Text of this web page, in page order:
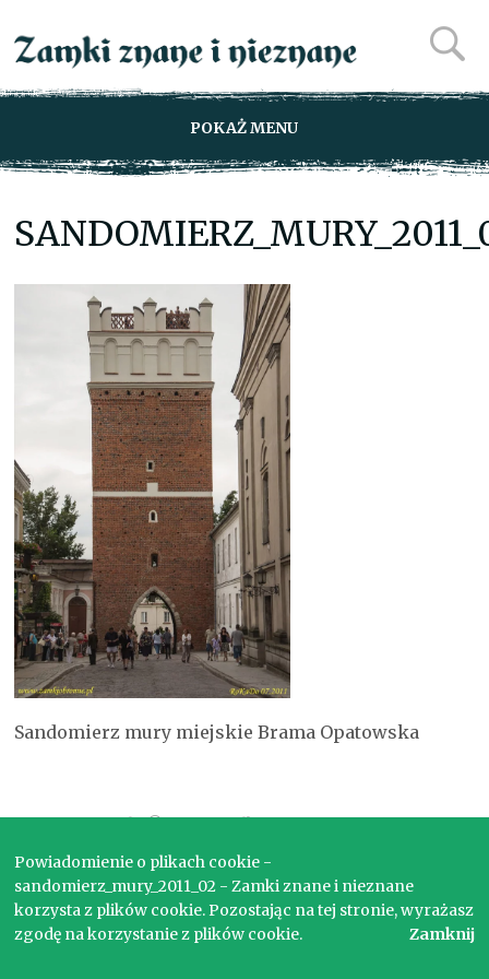
POKAŻ MENU
Sandomierz mury miejskie Brama Opatowska
Copyright © 2017. Wszelkie prawa zastrzeżone.
Powiadomienie o plikach cookie -
sandomierz_mury_2011_02 - Zamki znane i nieznane
korzysta z plików cookie. Pozostając na tej stronie, wyrażasz
zgodę na korzystanie z plików cookie.
Zamknij